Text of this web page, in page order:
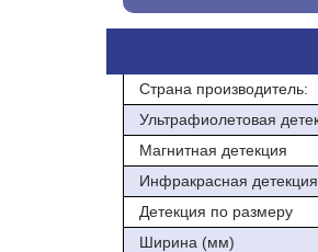
Сообщение об ошибке:
Направление: назад/
Источник питания:через
вес : детектор 1,5 кг,
Страна производитель:
Ультрафиолетовая
Магнитная детекция
Инфракрасная детекция
Детекция по размеру
Ширина (мм)